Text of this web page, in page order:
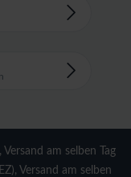
am selben Tag
Versand am selben